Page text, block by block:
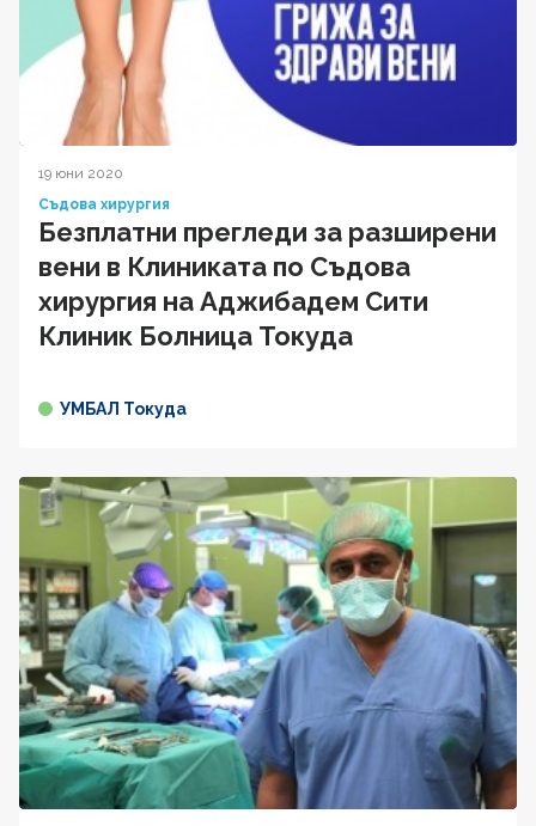
19 юни 2020
Съдова хирургия
Безплатни прегледи за разширени
вени в Клиниката по Съдова
хирургия на Аджибадем Сити
Клиник Болница Токуда
УМБАЛ Токуда